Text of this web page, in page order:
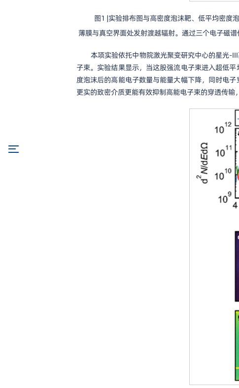
图1 |实验排布图与高密度泡沫靶、低平均密度
薄膜与真空界面处发射渡越辐射。通过三个电子磁
本项实验依托中物院激光聚变研究中心的星光-
子束。实验结果显示，当这股强流电子束进入超低
度泡沫后的高能电子数量与能量大幅下降，同时电
更实的致密介质更能有效抑制高能电子束的穿透传